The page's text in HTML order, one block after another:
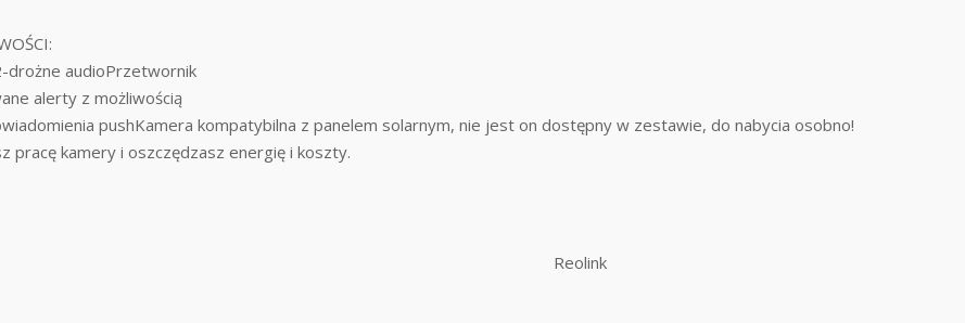
drożne audioPrzetwornik
alerty z możliwością
pushKamera kompatybilna z panelem solarnym, nie jest on dostępny w zestawie, do nabycia osobno!
pracę kamery i oszczędzasz energię i koszty.
Reolink